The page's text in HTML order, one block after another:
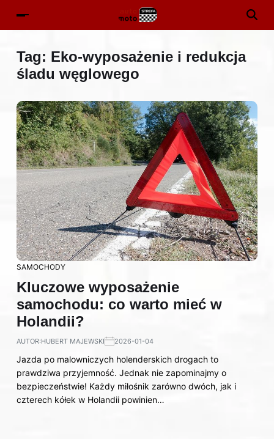
Tag: Eko-wyposażenie i redukcja
śladu węglowego
SAMOCHODY
Kluczowe wyposażenie
samochodu: co warto mieć w
Holandii?
AUTOR:HUBERT MAJEWSKI 2026-01-04
Jazda po malowniczych holenderskich drogach to
prawdziwa przyjemność. Jednak nie zapominajmy o
bezpieczeństwie! Każdy miłośnik zarówno dwóch, jak i
czterech kółek w Holandii powinien…